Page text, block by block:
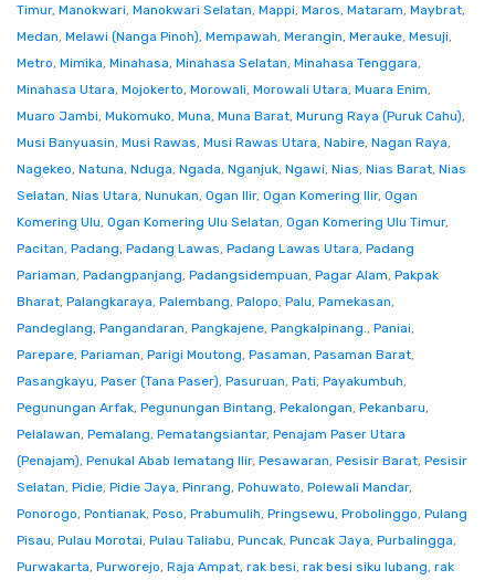
Timur, Manokwari, Manokwari Selatan, Mappi, Maros, Mataram, Maybrat,
Medan, Melawi (Nanga Pinoh), Mempawah, Merangin, Merauke, Mesuji,
Metro, Mimika, Minahasa, Minahasa Selatan, Minahasa Tenggara,
Minahasa Utara, Mojokerto, Morowali, Morowali Utara, Muara Enim,
Muaro Jambi, Mukomuko, Muna, Muna Barat, Murung Raya (Puruk Cahu),
Musi Banyuasin, Musi Rawas, Musi Rawas Utara, Nabire, Nagan Raya,
Nagekeo, Natuna, Nduga, Ngada, Nganjuk, Ngawi, Nias, Nias Barat, Nias
Selatan, Nias Utara, Nunukan, Ogan Ilir, Ogan Komering Ilir, Ogan
Komering Ulu, Ogan Komering Ulu Selatan, Ogan Komering Ulu Timur,
Pacitan, Padang, Padang Lawas, Padang Lawas Utara, Padang
Pariaman, Padangpanjang, Padangsidempuan, Pagar Alam, Pakpak
Bharat, Palangkaraya, Palembang, Palopo, Palu, Pamekasan,
Pandeglang, Pangandaran, Pangkajene, Pangkalpinang., Paniai,
Parepare, Pariaman, Parigi Moutong, Pasaman, Pasaman Barat,
Pasangkayu, Paser (Tana Paser), Pasuruan, Pati, Payakumbuh,
Pegunungan Arfak, Pegunungan Bintang, Pekalongan, Pekanbaru,
Pelalawan, Pemalang, Pematangsiantar, Penajam Paser Utara
(Penajam), Penukal Abab lematang Ilir, Pesawaran, Pesisir Barat, Pesisir
Selatan, Pidie, Pidie Jaya, Pinrang, Pohuwato, Polewali Mandar,
Ponorogo, Pontianak, Poso, Prabumulih, Pringsewu, Probolinggo, Pulang
Pisau, Pulau Morotai, Pulau Taliabu, Puncak, Puncak Jaya, Purbalingga,
Purwakarta, Purworejo, Raja Ampat, rak besi, rak besi siku lubang, rak